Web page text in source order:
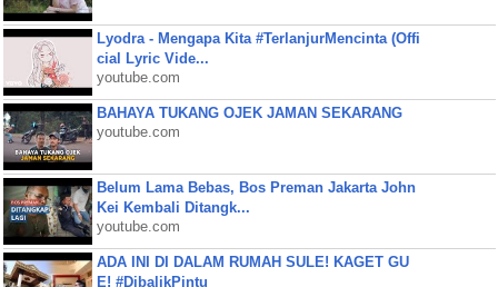
Lyodra - Mengapa Kita #TerlanjurMencinta (Offi
cial Lyric Vide...
youtube.com
BAHAYA TUKANG OJEK JAMAN SEKARANG
youtube.com
Belum Lama Bebas, Bos Preman Jakarta John
Kei Kembali Ditangk...
youtube.com
ADA INI DI DALAM RUMAH SULE! KAGET GU
E! #DibalikPintu